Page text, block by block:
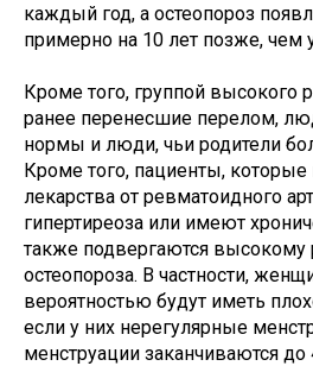
каждый год, а остеопороз
примерно на 10 лет позже, чем
Кроме того, группой высокого
ранее перенесшие перелом,
нормы и люди, чьи родители
Кроме того, пациенты,
лекарства от ревматоидного
гипертиреоза или имеют
также подвергаются высокому
остеопороза. В частности,
вероятностью будут иметь
если у них нерегулярные
менструации заканчиваются до